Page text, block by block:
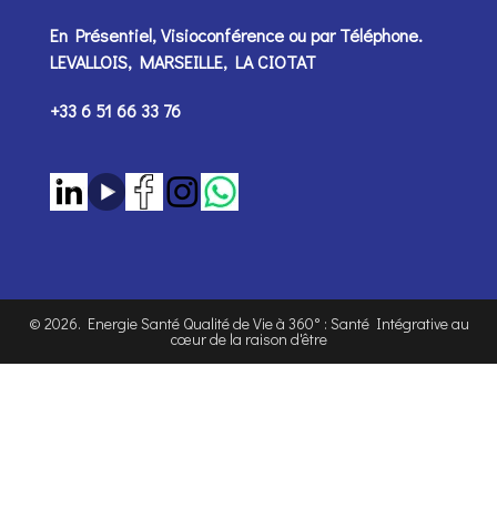
En Présentiel, Visioconférence ou parTéléphone.
LEVALLOIS, MARSEILLE, LA CIOTAT
+33 6 51 66 33 76
© 2026. Energie Santé Qualité de Vie à 360° : Santé Intégrative au
cœur de la raison d'être